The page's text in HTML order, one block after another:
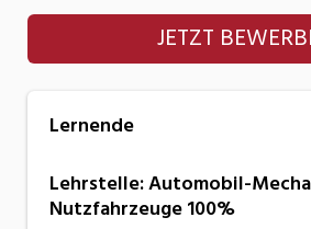
Lernende
JETZT
Lernende
Lehrstelle: Automobil-
Nutzfahrzeuge 100%